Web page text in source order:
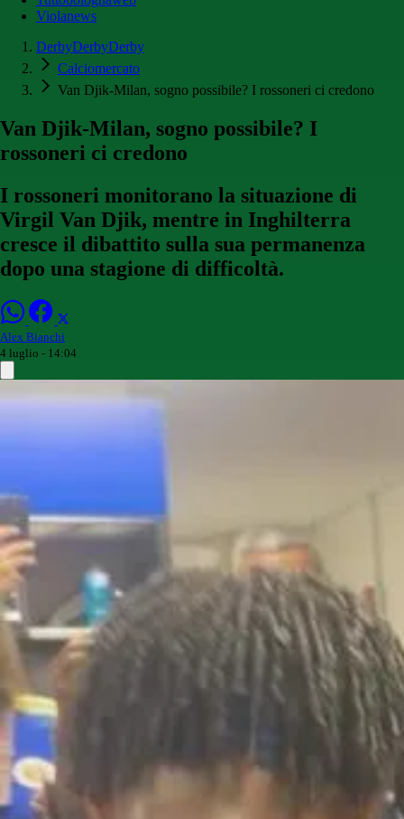
Violanews
DerbyDerbyDerby
Calciomercato
Van Djik-Milan, sogno possibile? I rossoneri ci credono
Van Djik-Milan, sogno possibile? I
rossoneri ci credono
I rossoneri monitorano la situazione di
Virgil Van Djik, mentre in Inghilterra
cresce il dibattito sulla sua permanenza
dopo una stagione di difficoltà.
Alex Bianchi
4 luglio - 14:04